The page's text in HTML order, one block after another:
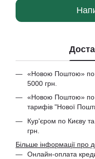
«Новою Поштою» по
5000 грн.
«Новою Поштою» по
тарифів "Нової
Кур'єром по Києву
грн.
Більше інформації про
Онлайн-оплата